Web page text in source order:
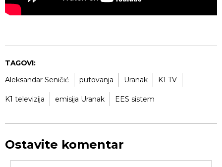
TAGOVI:
Aleksandar Seničić
putovanja Uranak K1 TV
K1 televizija emisija Uranak EES sistem
Ostavite komentar